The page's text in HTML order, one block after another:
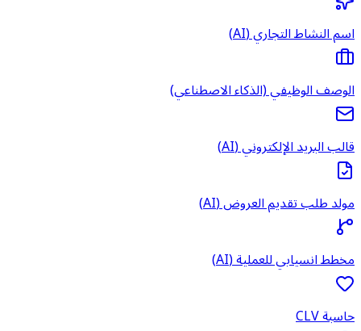
اسم النشاط التجاري (AI)
الوصف الوظيفي (الذكاء الاصطناعي)
قالب البريد الإلكتروني (AI)
مولد طلب تقديم العروض (AI)
مخطط انسيابي للعملية (AI)
حاسبة CLV